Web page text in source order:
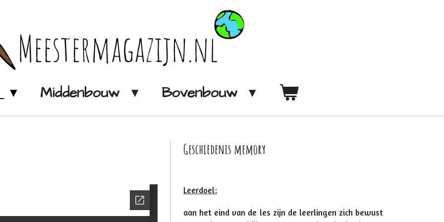
Middenbouw Bovenbouw
Geschiedenis memory
Leerdoel:
aan het eind van de les zijn de leerlingen zich bewust